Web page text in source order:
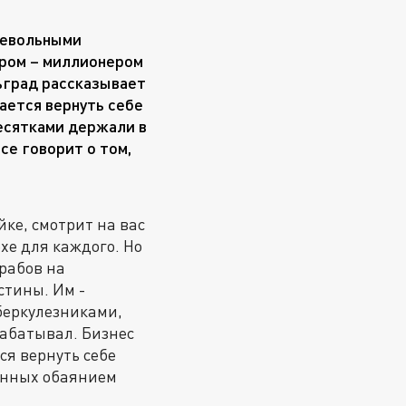
– миллионером
рассказывает
вернуть себе
держали в
говорит о том,
смотрит на вас
для каждого. Но
на
Им -
Бизнес
вернуть себе
обаянием